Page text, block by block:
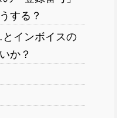
する？
インボイスの
か？